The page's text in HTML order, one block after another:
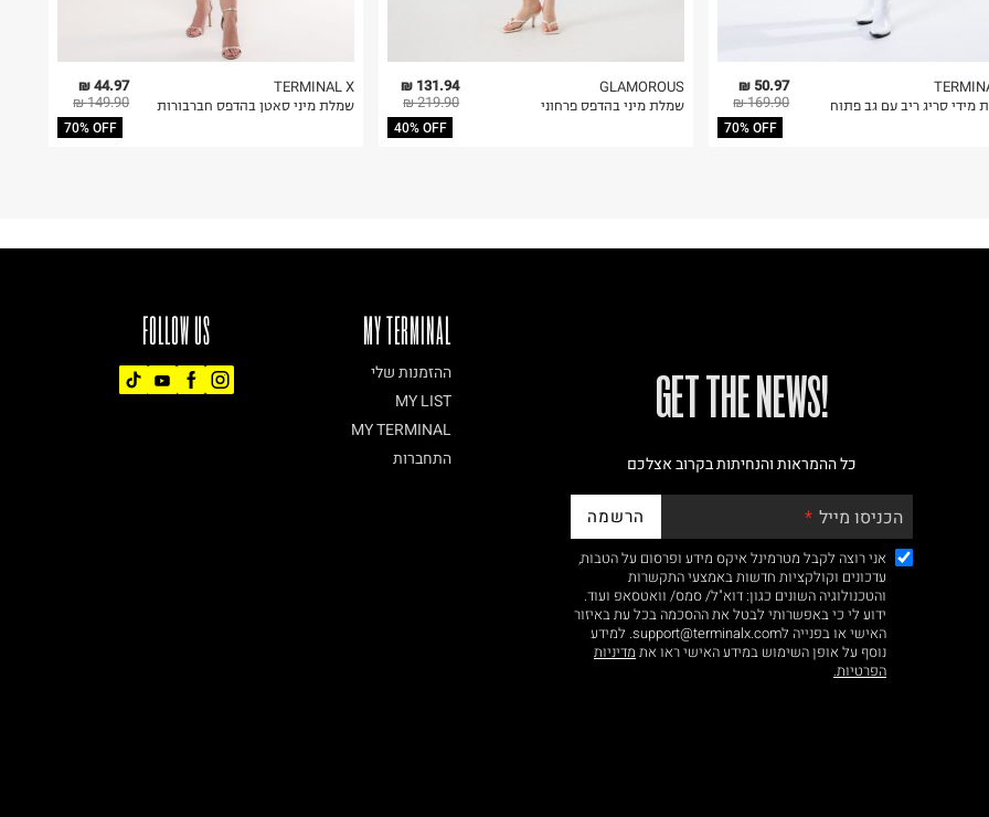
44.97 ₪
149.90 ₪
70% OFF
TERMINAL X
שמלת מיני סאטן בהדפס חברבורות
131.94 ₪
219.90 ₪
40% OFF
GLAMOROUS
שמלת מיני בהדפס פרחוני
50.97 ₪
169.90 ₪
70% OFF
מידי סריג ריב עם גב פתוח
FOLLOW US MY TERMINAL
ההזמנות שלי
MY LIST
MY TERMINAL
התחברות
!GET THE NEWS
כל ההמראות והנחיתות בקרוב אצלכם
הכניסו מייל הרשמה
אני רוצה לקבל מטרמינל איקס מידע ופרסום על הטבות,
עדכונים וקולקציות חדשות באמצעי התקשרות
והטכנולוגיה השונים כגון: דוא"ל/ סמס/ וואטסאפ ועוד.
ידוע לי כי באפשרותי לבטל את ההסכמה בכל עת באיזור
האישי או בפנייה לsupport@terminalx.com. למידע
נוסף על אופן השימוש במידע האישי ראו את מדיניות
הפרטיות.